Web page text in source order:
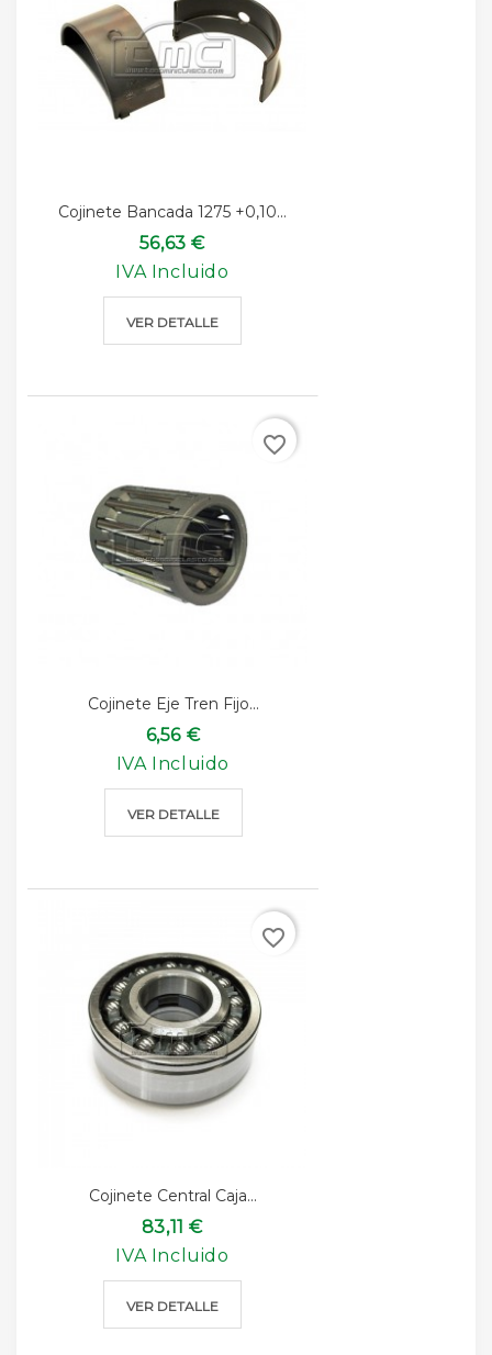
Cojinete Bancada 1275 +0,10...
56,63 €
IVA Incluido
VER DETALLE
Cojinete Eje Tren Fijo...
6,56 €
IVA Incluido
VER DETALLE
favorite_border
Cojinete Central Caja...
83,11 €
IVA Incluido
VER DETALLE
favorite_border